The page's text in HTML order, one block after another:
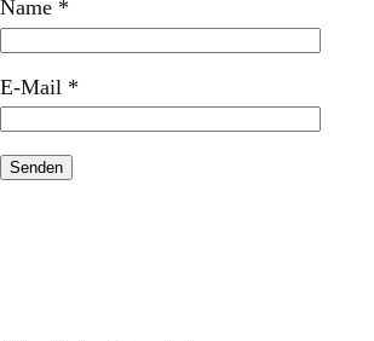
Name *
E-Mail *